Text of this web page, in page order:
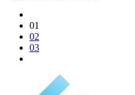
01
02
03